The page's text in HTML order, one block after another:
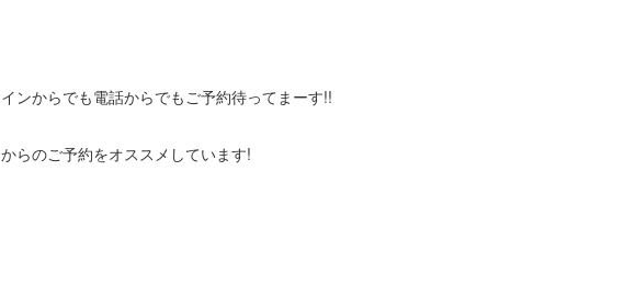
ンからでも電話からでもご予約待ってまーす!!
らのご予約をオススメしています!